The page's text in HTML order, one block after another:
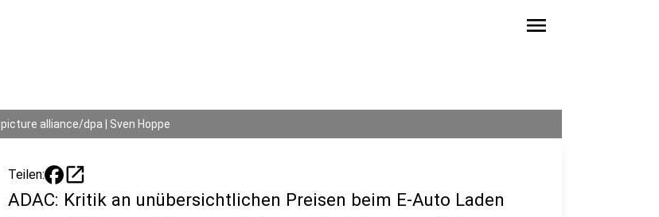
menu
picture alliance/dpa | Sven Hoppe
Teilen: open_in_new
ADAC: Kritik an unübersichtlichen Preisen beim E-Auto Laden